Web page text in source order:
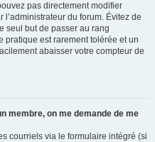
pas directement modifier
l’administrateur du forum. Évitez de
seul but de passer au rang
pratique est rarement tolérée et un
abaisser votre compteur de
membre, on me demande de me
courriels via le formulaire intégré (si